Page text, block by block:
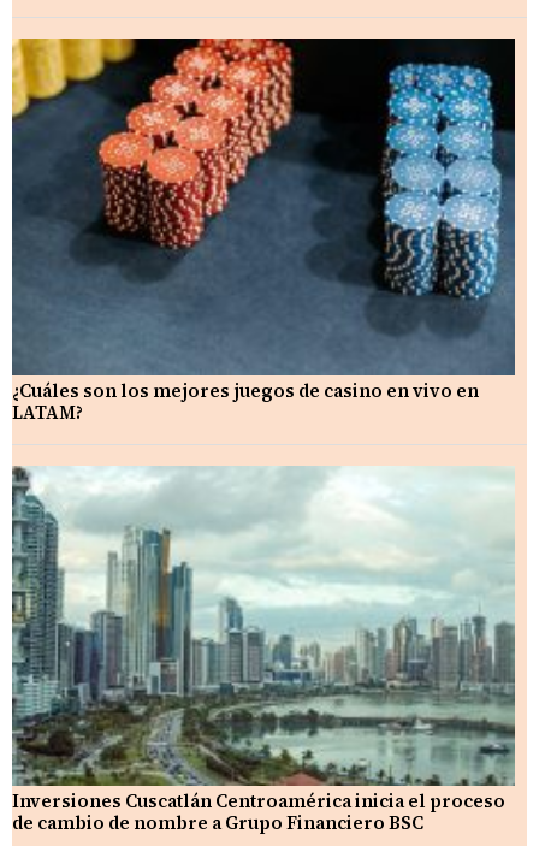
¿Cuáles son los mejores juegos de casino en vivo en
LATAM?
Inversiones Cuscatlán Centroamérica inicia el proceso
de cambio de nombre a Grupo Financiero BSC